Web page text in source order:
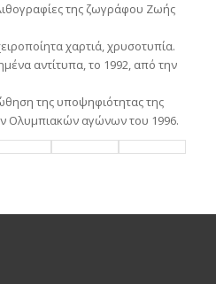
της ζωγράφου Ζωής
χαρτιά, χρυσοτυπία.
αντίτυπα, το 1992, από την
της υποψηφιότητας της
Ολυμπιακών αγώνων του 1996.